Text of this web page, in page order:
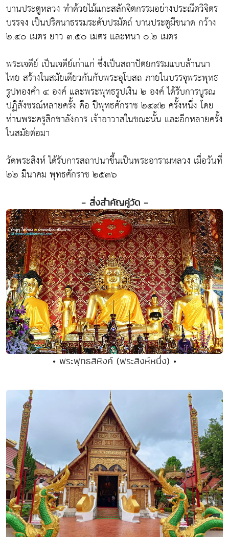
บานประตูหลวง ทำด้วยไม้แกะสลักจิตกรรมอย่างประณีตวิจิตร
บรรจง เป็นปริศนาธรรมระดับปรมัตถ์ บานประตูมีขนาด กว้าง
๒.๔๐ เมตร ยาว ๓.๕๐ เมตร และหนา ๐.๒ เมตร
พระเจดีย์ เป็นเจดีย์เก่าแก่ ซึ่งเป็นสถาปัตยกรรมแบบล้านนา
ไทย สร้างในสมัยเดียวกันกับพระอุโบสถ ภายในบรรจุพระพุทธ
รูปทองคำ ๔ องค์ และพระพุทธรูปเงิน ๒ องค์ ได้รับการบูรณ
ปฏิสังขรณ์หลายครั้ง คือ ปีพุทธศักราช ๒๔๙๒ ครั้งหนึ่ง โดย
ท่านพระครูสิกขาลังการ เจ้าอาวาสในขณะนั้น และอีกหลายครั้ง
ในสมัยต่อมา
วัดพระสิงห์ ได้รับการสถาปนาขึ้นเป็นพระอารามหลวง เมื่อวันที่
๒๒ มีนาคม พุทธศักราช ๒๕๓๖
- สิ่งสำคัญคู่วัด -
• พระพุทธสิหิงค์ (พระสิงห์หนึ่ง) •